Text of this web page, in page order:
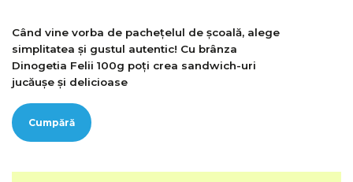
Când vine vorba de pachețelul de școală, alege
simplitatea și gustul autentic! Cu brânza
Dinogetia Felii 100g poți crea sandwich-uri
jucăușe și delicioase
Cumpără